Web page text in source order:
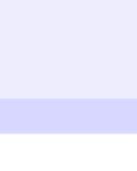
это очень не удобно.